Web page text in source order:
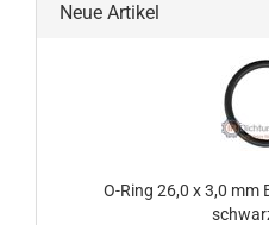
Neue Artikel
O-Ring 26,0 x 3,0 mm